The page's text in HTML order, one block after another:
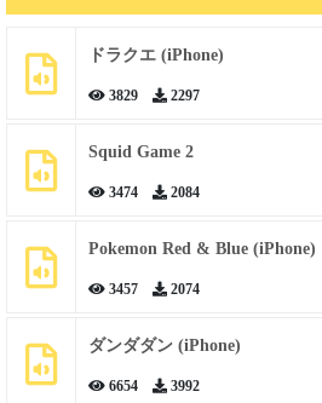
ドラクエ (iPhone)
3829 2297
Squid Game 2
3474 2084
Pokemon Red & Blue (iPhone)
3457 2074
ダンダダン (iPhone)
6654 3992